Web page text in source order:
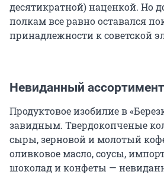
десятикратной) наценкой. Но
полкам все равно оставался
принадлежности к советской
Невиданный ассортимент
Продуктовое изобилие в
завидным. Твердокопченые
сыры, зерновой и молотый
оливковое масло, соусы,
шоколад и конфеты —